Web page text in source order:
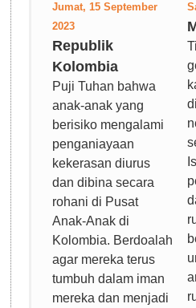
Jumat, 15 September
2023
Republik
Kolombia
Puji Tuhan bahwa
anak-anak yang
berisiko mengalami
penganiayaan
kekerasan diurus
dan dibina secara
rohani di Pusat
Anak-Anak di
Kolombia. Berdoalah
agar mereka terus
tumbuh dalam iman
mereka dan menjadi